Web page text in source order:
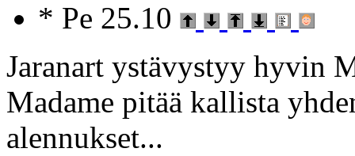
* Pe 25.10
Jaranart ystävystyy hyvin
Madame pitää kallista
alennukset...